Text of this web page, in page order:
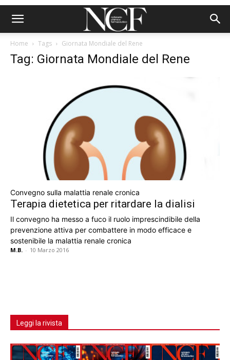
Home Tags Giornata Mondiale del Rene
Tag: Giornata Mondiale del Rene
Convegno sulla malattia renale cronica
Terapia dietetica per ritardare la dialisi
Il convegno ha messo a fuco il ruolo imprescindibile della
prevenzione attiva per combattere in modo efficace e
sostenibile la malattia renale cronica
M.B. - 10 Marzo 2016
Leggi la rivista